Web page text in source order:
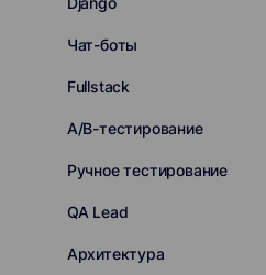
Чат-боты
Fullstack
A/B-тестирование
Ручное тестирование
QA Lead
Архитектура